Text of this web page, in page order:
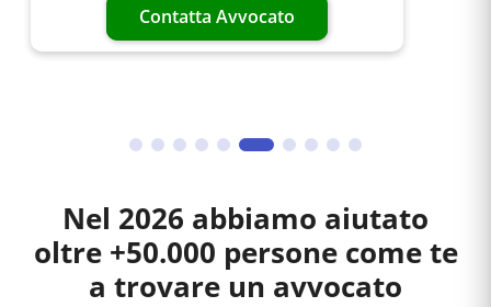
Contatta Avvocato
Nel 2026 abbiamo aiutato
oltre +50.000 persone come te
a trovare un avvocato